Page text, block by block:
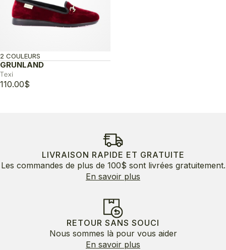
GRUNLAND
Texi
2 COULEURS
110.00$
LIVRAISON RAPIDE ET GRATUITE
Les commandes de plus de 100$ sont livrées gratuitement.
En savoir plus
RETOUR SANS SOUCI
Nous sommes là pour vous aider
En savoir plus